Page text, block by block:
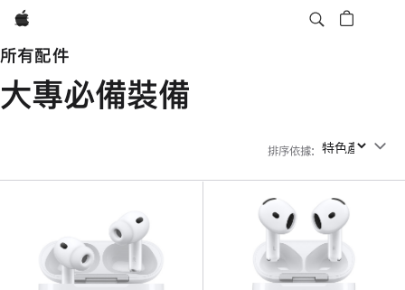
Apple
所有配件
大專必備裝備
排序依據: 排序依據